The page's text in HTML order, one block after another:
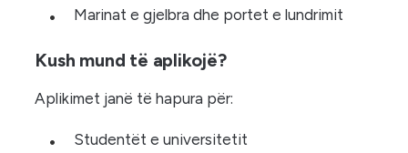
Marinat e gjelbra dhe portet e lundrimit
Kush mund të aplikojë?
Aplikimet janë të hapura për:
Studentët e universitetit